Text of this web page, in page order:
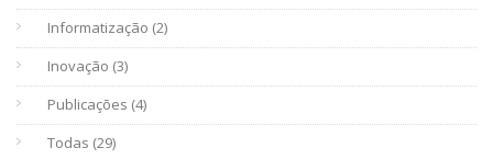
Informatização (2)
Inovação (3)
Publicações (4)
Todas (29)